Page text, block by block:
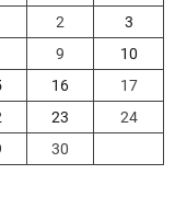
2
3
9
10
16
17
23
24
30